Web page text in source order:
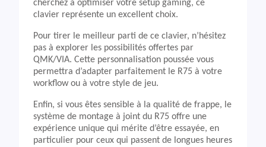
cherchez à optimiser votre setup gaming, ce
clavier représente un excellent choix.
Pour tirer le meilleur parti de ce clavier, n’hésitez
pas à explorer les possibilités offertes par
QMK/VIA. Cette personnalisation poussée vous
permettra d’adapter parfaitement le R75 à votre
workflow ou à votre style de jeu.
Enfin, si vous êtes sensible à la qualité de frappe, le
système de montage à joint du R75 offre une
expérience unique qui mérite d’être essayée, en
particulier pour ceux qui passent de longues heures